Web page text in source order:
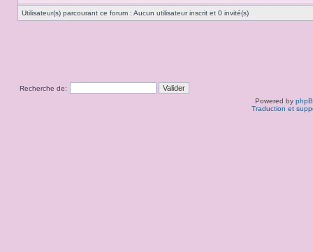
Utilisateur(s) parcourant ce forum : Aucun utilisateur inscrit et 0 invité(s)
Recherche de:
Powered by
Traduction et